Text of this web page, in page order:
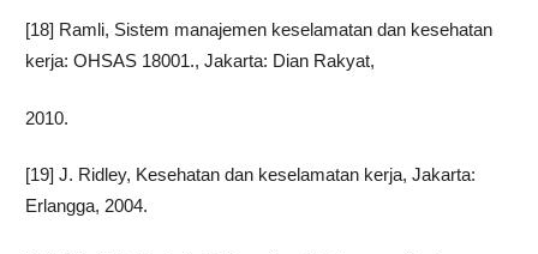
[18] Ramli, Sistem manajemen keselamatan dan kesehatan
kerja: OHSAS 18001., Jakarta: Dian Rakyat,
2010.
[19] J. Ridley, Kesehatan dan keselamatan kerja, Jakarta:
Erlangga, 2004.